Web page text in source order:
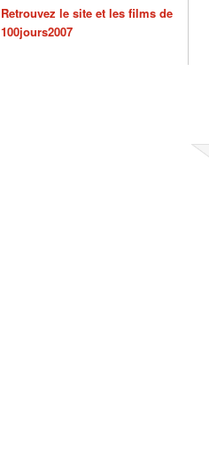
Retrouvez le site et les films de
100jours2007